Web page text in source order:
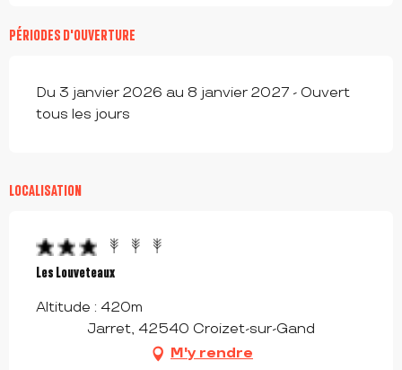
PÉRIODES D'OUVERTURE
Du 3 janvier 2026 au 8 janvier 2027 - Ouvert
tous les jours
LOCALISATION
Les Louveteaux
Altitude : 420m
Jarret, 42540 Croizet-sur-Gand
M'y rendre